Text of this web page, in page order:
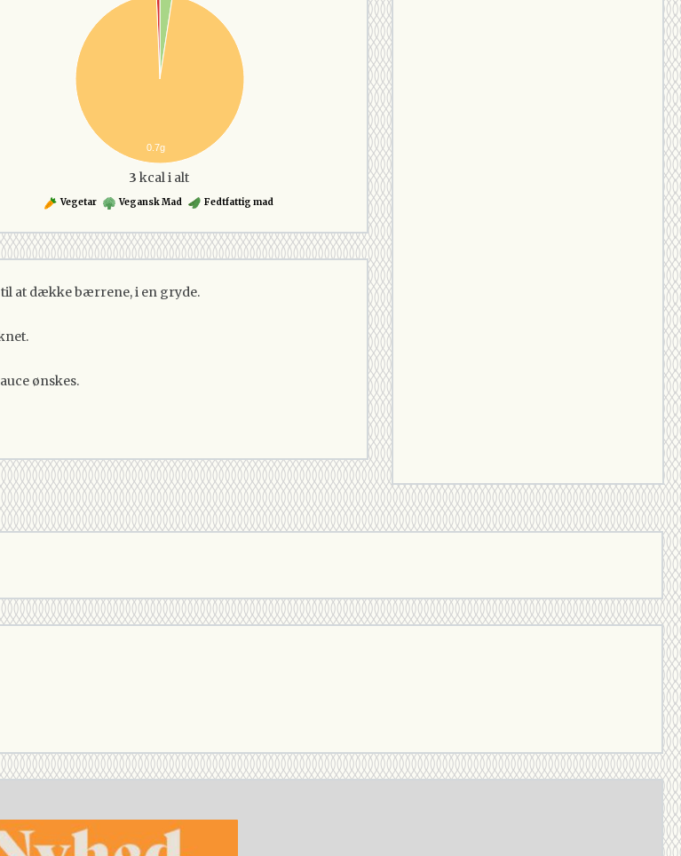
0.7g
3 kcal i alt
Vegetar Vegansk Mad Fedtfattig mad
at dække bærrene, i en gryde.
ønskes.